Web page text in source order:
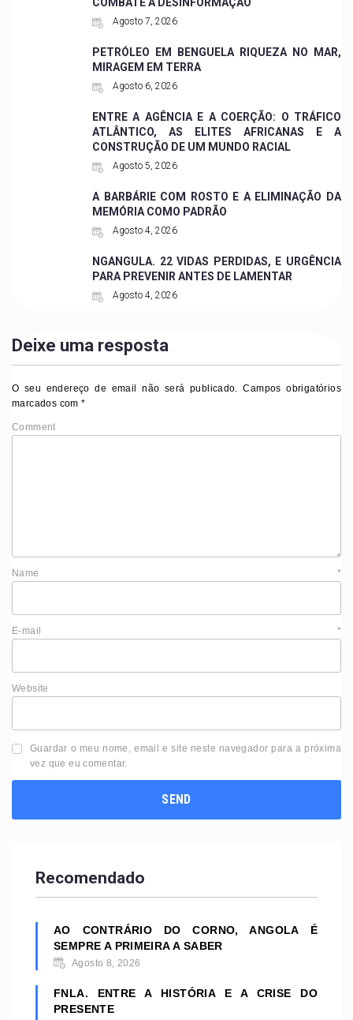
Agosto 7, 2026
PETRÓLEO EM BENGUELA RIQUEZA NO MAR,
MIRAGEM EM TERRA
Agosto 6, 2026
ENTRE A AGÊNCIA E A COERÇÃO: O TRÁFICO
ATLÂNTICO, AS ELITES AFRICANAS E A
CONSTRUÇÃO DE UM MUNDO RACIAL
Agosto 5, 2026
A BARBÁRIE COM ROSTO E A ELIMINAÇÃO DA
MEMÓRIA COMO PADRÃO
Agosto 4, 2026
NGANGULA. 22 VIDAS PERDIDAS, E URGÊNCIA
PARA PREVENIR ANTES DE LAMENTAR
Agosto 4, 2026
Deixe uma resposta
O seu endereço de email não será publicado. Campos obrigatórios
marcados com*
Comment
Name *
E-mail *
Website
Guardar o meu nome, email e site neste navegador para a próxima
vez que eu comentar.
Recomendado
AO CONTRÁRIO DO CORNO, ANGOLA É
SEMPRE A PRIMEIRA A SABER
Agosto 8, 2026
FNLA. ENTRE A HISTÓRIA E A CRISE DO
PRESENTE